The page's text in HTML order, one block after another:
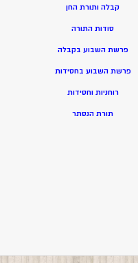
קבלה ותורת החן
סודות התורה
פרשת השבוע בקבלה
פרשת השבוע בחסידות
רוחניות וחסידות
תורת הנסתר